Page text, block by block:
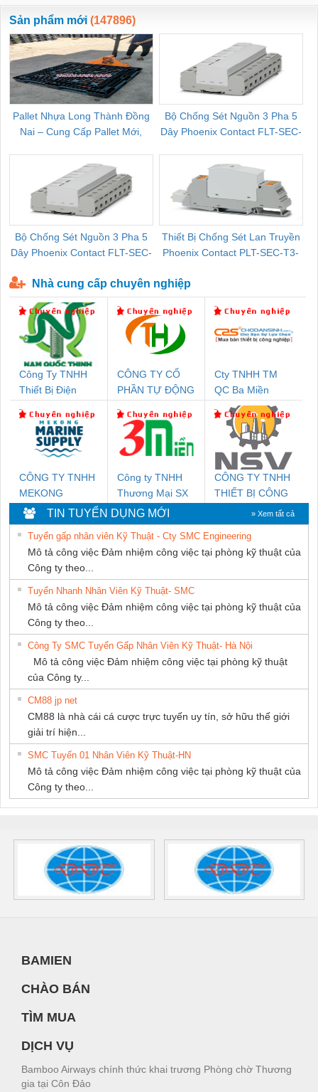
ewara
CHUA CHAY
Sản phẩm mới (147896)
Pallet Nhựa Long Thành Đồng
Nai – Cung Cấp Pallet Mới,
Bộ Chống Sét Nguồn 3 Pha 5
Dây Phoenix Contact FLT-SEC-
Bộ Chống Sét Nguồn 3 Pha 5
Dây Phoenix Contact FLT-SEC-
Thiết Bị Chống Sét Lan Truyền
Phoenix Contact PLT-SEC-T3-
Nhà cung cấp chuyên nghiệp
Công Ty TNHH
Thiết Bị Điện
CÔNG TY CỔ
PHẦN TỰ ĐỘNG
Cty TNHH TM
QC Ba Miền
CÔNG TY TNHH
MEKONG
MARINE SUPPLY
Công ty TNHH
Thương Mại SX
Ba Miền
CÔNG TY TNHH
THIẾT BỊ CÔNG
NGHIỆP NIHON
SETSUBI VIỆT
NAM
TIN TUYỂN DỤNG MỚI » Xem tất cả
Tuyển gấp nhân viên Kỹ Thuật - Cty SMC Engineering
Mô tả công việc Đảm nhiệm công việc tại phòng kỹ thuật của
Công ty theo...
Tuyển Nhanh Nhân Viên Kỹ Thuật- SMC
Mô tả công việc Đảm nhiệm công việc tại phòng kỹ thuật của
Công ty theo...
Công Ty SMC Tuyển Gấp Nhân Viên Kỹ Thuật- Hà Nội
Mô tả công việc Đảm nhiệm công việc tại phòng kỹ thuật
của Công ty...
CM88 jp net
CM88 là nhà cái cá cược trực tuyến uy tín, sở hữu thế giới
giải trí hiện...
SMC Tuyển 01 Nhân Viên Kỹ Thuật-HN
Mô tả công việc Đảm nhiệm công việc tại phòng kỹ thuật của
Công ty theo...
BAMIEN
CHÀO BÁN
TÌM MUA
DỊCH VỤ
Bamboo Airways chính thức khai trương Phòng chờ Thương
gia tại Côn Đảo